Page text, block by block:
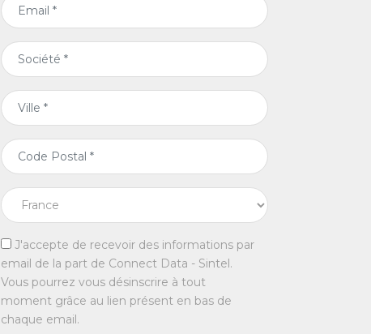
J'accepte de recevoir des informations par
email de la part de Connect Data - Sintel.
Vous pourrez vous désinscrire à tout
moment grâce au lien présent en bas de
chaque email.